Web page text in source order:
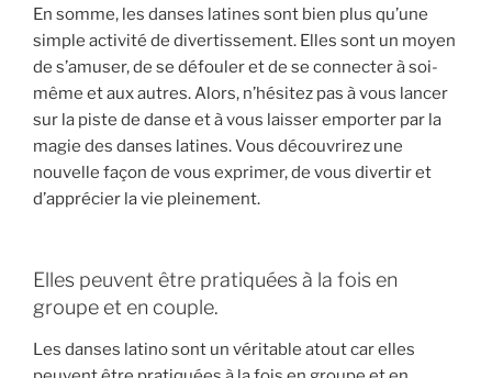
En somme, les danses latines sont bien plus qu’une
simple activité de divertissement. Elles sont un moyen
de s’amuser, de se défouler et de se connecter à soi-
même et aux autres. Alors, n’hésitez pas à vous lancer
sur la piste de danse et à vous laisser emporter par la
magie des danses latines. Vous découvrirez une
nouvelle façon de vous exprimer, de vous divertir et
d’apprécier la vie pleinement.
Elles peuvent être pratiquées à la fois en
groupe et en couple.
Les danses latino sont un véritable atout car elles